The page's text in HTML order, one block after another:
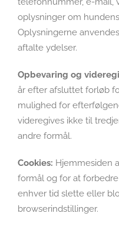
oplysninger om
Oplysningerne
aftalte ydelser.
Opbevaring og
år efter afsluttet forløb
mulighed for
videregives ikke til
andre formål.
Cookies: Hjemmesiden
formål og for at
enhver tid slette eller
browserindstillinger.